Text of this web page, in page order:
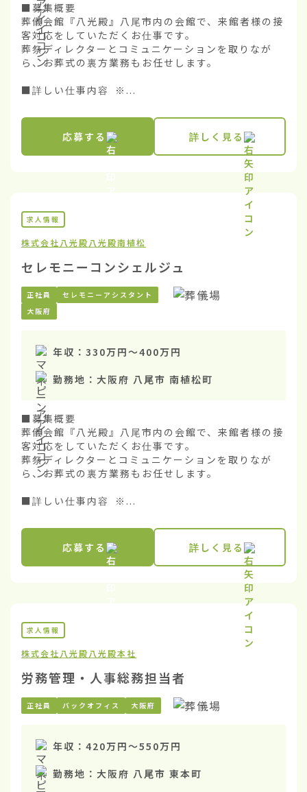
■募集概要
葬儀会館『八光殿』八尾市内の会館で、来館者様の接
客対応をしていただくお仕事です。
葬祭ディレクターとコミュニケーションを取りなが
ら、お葬式の裏方業務もお任せします。
■詳しい仕事内容 ※...
応募する 詳しく見る
求人情報
株式会社八光殿 八光殿南植松
セレモニーコンシェルジュ
正社員
セレモニーアシスタント
大阪府
年収： 330万円〜400万円
勤務地： 大阪府 八尾市 南植松町
■募集概要
葬儀会館『八光殿』八尾市内の会館で、来館者様の接
客対応をしていただくお仕事です。
葬祭ディレクターとコミュニケーションを取りなが
ら、お葬式の裏方業務もお任せします。
■詳しい仕事内容 ※...
応募する 詳しく見る
求人情報
株式会社八光殿 八光殿本社
労務管理・人事総務担当者
正社員 バックオフィス 大阪府
年収： 420万円〜550万円
勤務地： 大阪府 八尾市 東本町